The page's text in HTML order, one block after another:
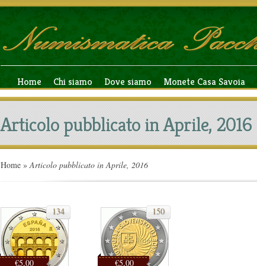
Home Chi siamo Dove siamo Monete Casa Savoia
Articolo pubblicato in Aprile, 2016
Home » Articolo pubblicato in Aprile, 2016
€5,00
134
€5,00
150